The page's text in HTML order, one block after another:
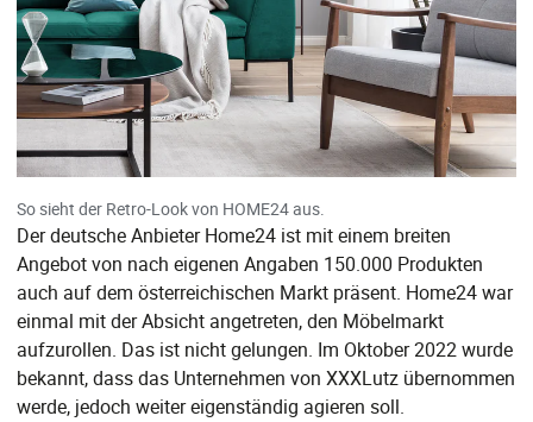
So sieht der Retro-Look von HOME24 aus.
Der deutsche Anbieter Home24 ist mit einem breiten
Angebot von nach eigenen Angaben 150.000 Produkten
auch auf dem österreichischen Markt präsent. Home24 war
einmal mit der Absicht angetreten, den Möbelmarkt
aufzurollen. Das ist nicht gelungen. Im Oktober 2022 wurde
bekannt, dass das Unternehmen von XXXLutz übernommen
werde, jedoch weiter eigenständig agieren soll.